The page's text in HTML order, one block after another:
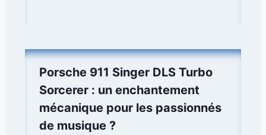
Porsche 911 Singer DLS Turbo
Sorcerer : un enchantement
mécanique pour les passionnés
de musique ?